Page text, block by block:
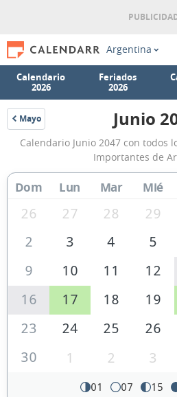
Argentina
Calendario
2026
Feriados
2026
Mayo
2047
de
Junio
Calendario Junio 2047 con todos
Importantes de
Dom Lun Mar Mié
26 27 28 29
2
3 4 5
9
10 11 12
16
17 18 19
23
24 25 26
30
1 2 3
01 07 15